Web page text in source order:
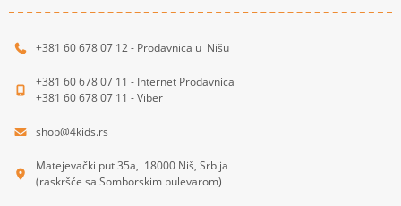
+381 60 678 07 12 - Prodavnica u Nišu
+381 60 678 07 11 - Internet Prodavnica
+381 60 678 07 11 - Viber
shop@4kids.rs
Matejevački put 35a, 18000 Niš, Srbija
(raskršće sa Somborskim bulevarom)